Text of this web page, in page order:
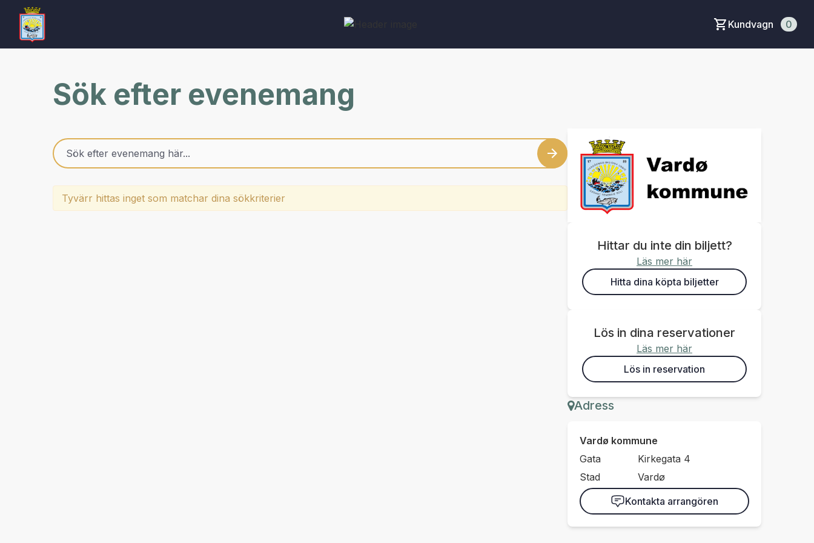
Kundvagn 0
Sök efter evenemang
Tyvärr hittas inget som matchar dina sökkriterier
Hittar du inte din biljett?
Läs mer här
Hitta dina köpta biljetter
Lös in dina reservationer
Läs mer här
Lös in reservation
Adress
Vardø kommune
Gata
Kirkegata 4
Stad
Vardø
Kontakta arrangören